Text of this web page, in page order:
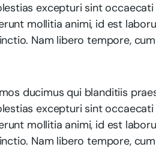
excepturi sint
mollitia animi, id est
Nam libero tempore,
ducimus qui blanditiis
excepturi sint
mollitia animi, id est
Nam libero tempore,